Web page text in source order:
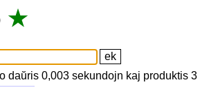
★
daŭris 0,003sekundojn kaj produktis 3